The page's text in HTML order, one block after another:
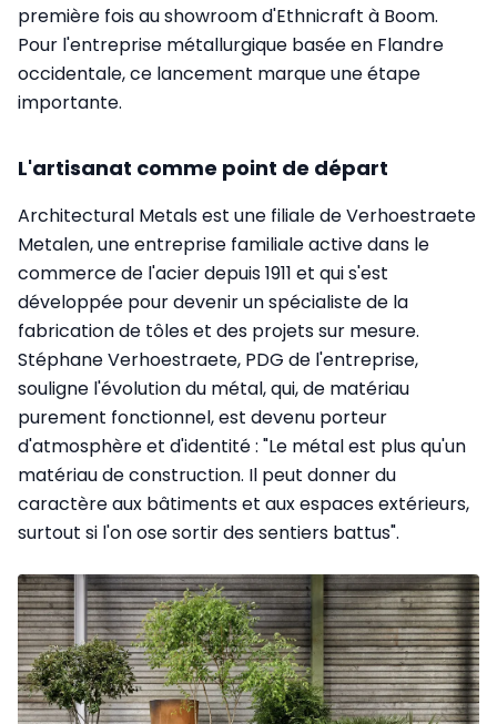
première fois au showroom d'Ethnicraft à Boom.
Pour l'entreprise métallurgique basée en Flandre
occidentale, ce lancement marque une étape
importante.
L'artisanat comme point de départ
Architectural Metals est une filiale de Verhoestraete
Metalen, une entreprise familiale active dans le
commerce de l'acier depuis 1911 et qui s'est
développée pour devenir un spécialiste de la
fabrication de tôles et des projets sur mesure.
Stéphane Verhoestraete, PDG de l'entreprise,
souligne l'évolution du métal, qui, de matériau
purement fonctionnel, est devenu porteur
d'atmosphère et d'identité : "Le métal est plus qu'un
matériau de construction. Il peut donner du
caractère aux bâtiments et aux espaces extérieurs,
surtout si l'on ose sortir des sentiers battus".